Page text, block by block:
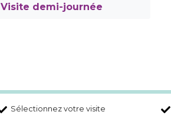
Visite demi-journée
Sélectionnez votre visite